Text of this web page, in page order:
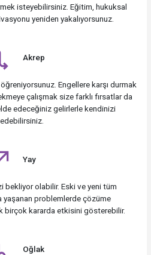
isteyebilirsiniz. Eğitim, hukuksal
yeniden yakalıyorsunuz.
Akrep
Engellere karşı durmak
çalışmak size farklı fırsatlar da
edeceğiniz gelirlerle kendinizi
Yay
bekliyor olabilir. Eski ve yeni tüm
yaşanan problemlerde çözüme
birçok kararda etkisini gösterebilir.
Oğlak